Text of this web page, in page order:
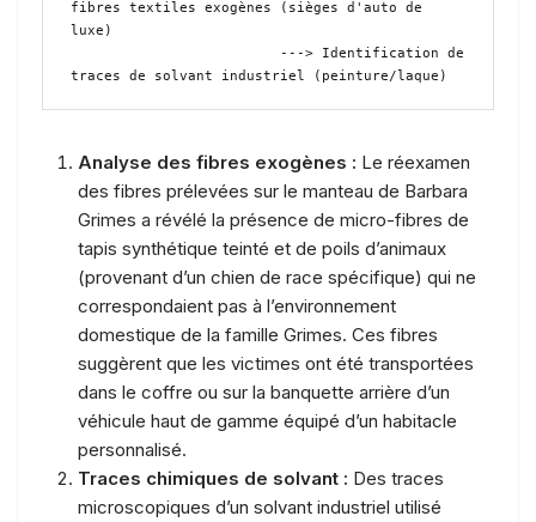
fibres textiles exogènes (sièges d'auto de
luxe)
Analyse des fibres exogènes : Le réexamen
des fibres prélevées sur le manteau de Barbara
Grimes a révélé la présence de micro-fibres de
tapis synthétique teinté et de poils d’animaux
(provenant d’un chien de race spécifique) qui ne
correspondaient pas à l’environnement
domestique de la famille Grimes. Ces fibres
suggèrent que les victimes ont été transportées
dans le coffre ou sur la banquette arrière d’un
véhicule haut de gamme équipé d’un habitacle
personnalisé.
Traces chimiques de solvant : Des traces
microscopiques d’un solvant industriel utilisé